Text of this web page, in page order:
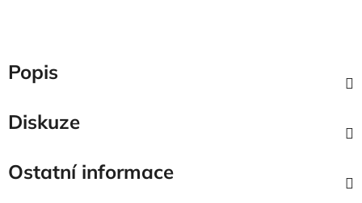
Popis
Diskuze
Ostatní informace